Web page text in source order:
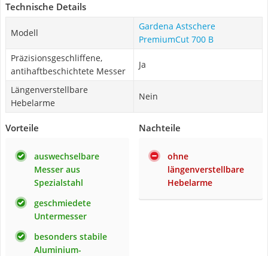
Technische Details
Modell
Gardena Astschere
PremiumCut 700 B
Präzisionsgeschliffene,
antihaftbeschichtete Messer
Ja
Längenverstellbare
Hebelarme
Nein
Vorteile
auswechselbare
Messer aus
Spezialstahl
geschmiedete
Untermesser
besonders stabile
Aluminium-
Nachteile
ohne
längenverstellbare
Hebelarme